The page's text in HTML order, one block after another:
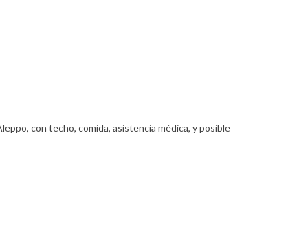
con techo, comida, asistencia médica, y posible